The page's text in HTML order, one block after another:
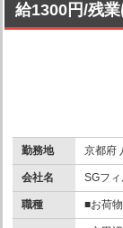
給1300円/残
勤務地 京都府
会社名 SGフ
職種 ■お荷